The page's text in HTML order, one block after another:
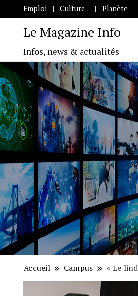
Emploi Culture Planète
Le Magazine Info
Infos, news & actualités
Accueil Campus « Le